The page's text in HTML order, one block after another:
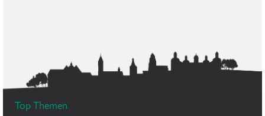
Top Themen